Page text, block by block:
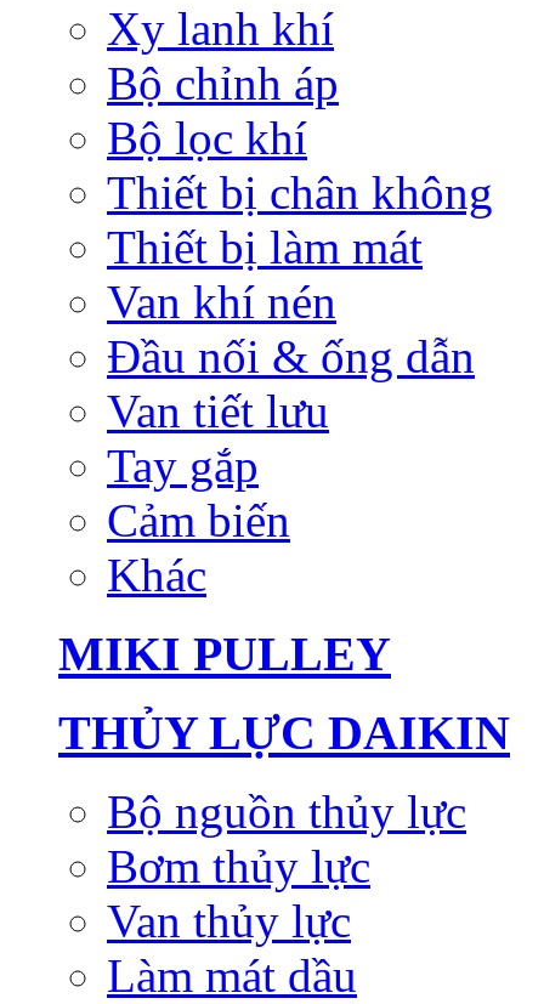
Xy lanh khí
Bộ chỉnh áp
Bộ lọc khí
Thiết bị chân không
Thiết bị làm mát
Van khí nén
Đầu nối & ống dẫn
Van tiết lưu
Tay gắp
Cảm biến
Khác
MIKI PULLEY
THỦY LỰC DAIKIN
Bộ nguồn thủy lực
Bơm thủy lực
Van thủy lực
Làm mát dầu